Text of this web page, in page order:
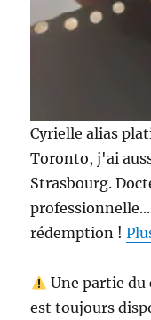
Cyrielle alias
Toronto, j'ai
Strasbourg.
rédemption !
Une partie du
est toujours